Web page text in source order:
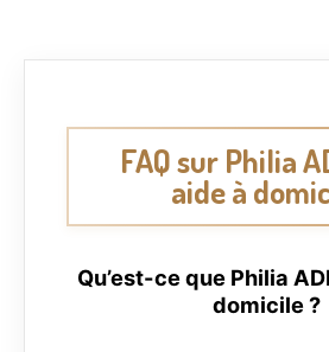
FAQ sur Philia
aide à
Qu’est-ce que Philia
domicile ?